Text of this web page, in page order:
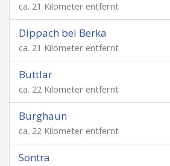
ca. 21 Kilometer entfernt
Dippach bei Berka
ca. 21 Kilometer entfernt
Buttlar
ca. 22 Kilometer entfernt
Burghaun
ca. 22 Kilometer entfernt
Sontra